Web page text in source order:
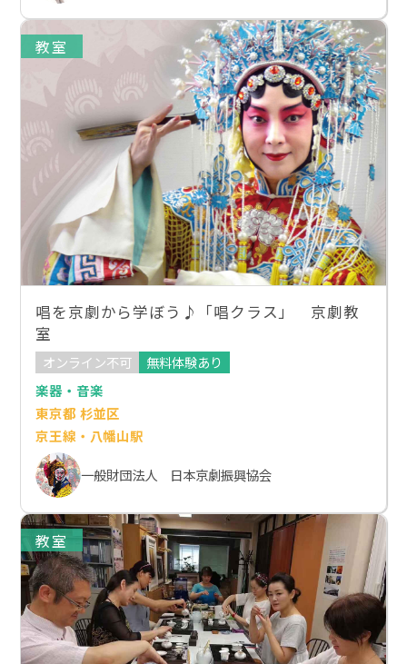
教室
唱を京劇から学ぼう♪「唱クラス」 京劇教
室
オンライン不可
無料体験あり
楽器・音楽
東京都 杉並区
京王線・八幡山駅
一般財団法人 日本京劇振興協会
教室